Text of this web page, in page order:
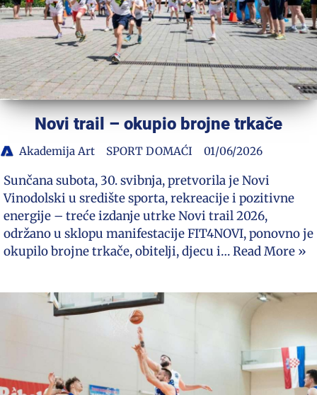
Novi trail – okupio brojne trkače
Akademija Art SPORT DOMAĆI 01/06/2026
Sunčana subota, 30. svibnja, pretvorila je Novi
Vinodolski u središte sporta, rekreacije i pozitivne
energije – treće izdanje utrke Novi trail 2026,
održano u sklopu manifestacije FIT4NOVI, ponovno je
okupilo brojne trkače, obitelji, djecu i…Read More »